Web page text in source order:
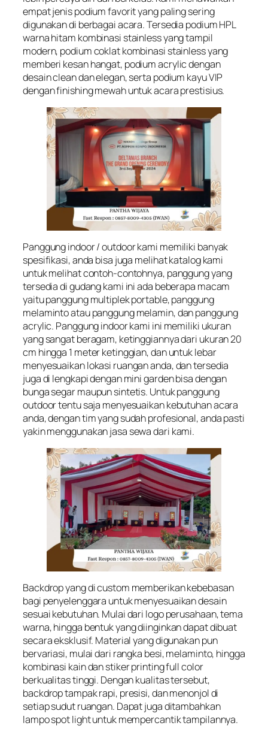
empat jenis podium favorit yang paling sering
digunakan di berbagai acara. Tersedia podium HPL
warna hitam kombinasi stainless yang tampil
modern, podium coklat kombinasi stainless yang
memberi kesan hangat, podium acrylic dengan
desain clean dan elegan, serta podium kayu VIP
dengan finishing mewah untuk acara prestisius.
Panggung indoor / outdoor kami memiliki banyak
spesifikasi, anda bisa juga melihat katalog kami
untuk melihat contoh-contohnya, panggung yang
tersedia di gudang kami ini ada beberapa macam
yaitu panggung multiplek portable, panggung
melaminto atau panggung melamin, dan panggung
acrylic. Panggung indoor kami ini memiliki ukuran
yang sangat beragam, ketinggiannya dari ukuran 20
cm hingga 1 meter ketinggian, dan untuk lebar
menyesuaikan lokasi ruangan anda, dan tersedia
juga di lengkapi dengan mini garden bisa dengan
bunga segar maupun sintetis. Untuk panggung
outdoor tentu saja menyesuaikan kebutuhan acara
anda, dengan tim yang sudah profesional, anda pasti
yakin menggunakan jasa sewa dari kami.
Backdrop yang di custom memberikan kebebasan
bagi penyelenggara untuk menyesuaikan desain
sesuai kebutuhan. Mulai dari logo perusahaan, tema
warna, hingga bentuk yang diinginkan dapat dibuat
secara eksklusif. Material yang digunakan pun
bervariasi, mulai dari rangka besi, melaminto, hingga
kombinasi kain dan stiker printing full color
berkualitas tinggi. Dengan kualitas tersebut,
backdrop tampak rapi, presisi, dan menonjol di
setiap sudut ruangan. Dapat juga ditambahkan
lampo spot light untuk mempercantik tampilannya.